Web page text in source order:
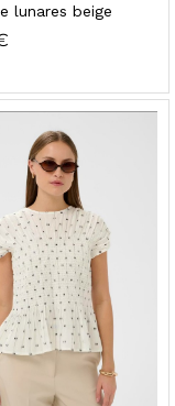
lunares beige